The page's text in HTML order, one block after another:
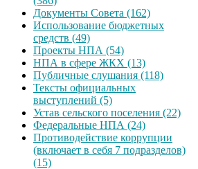
Документы Совета (162)
Использование бюджетных
средств (49)
Проекты НПА (54)
НПА в сфере ЖКХ (13)
Публичные слушания (118)
Тексты официальных
выступлений (5)
Устав сельского поселения (22)
Федеральные НПА (24)
Противодействие коррупции
(включает в себя 7 подразделов)
(15)